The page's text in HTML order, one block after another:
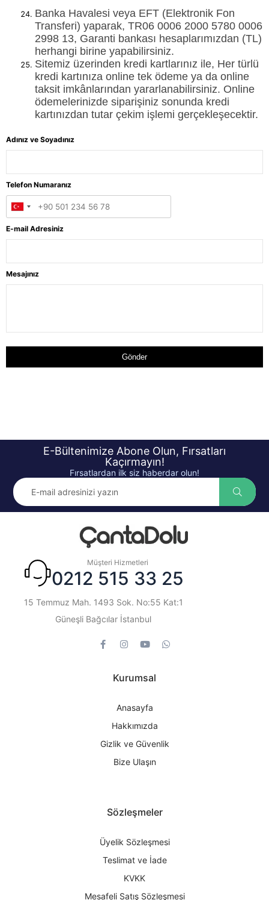
Banka Havalesi veya EFT (Elektronik Fon
Transferi) yaparak, TR06 0006 2000 5780 0006
2998 13, Garanti bankası hesaplarımızdan (TL)
herhangi birine yapabilirsiniz.
Sitemiz üzerinden kredi kartlarınız ile, Her türlü
kredi kartınıza online tek ödeme ya da online
taksit imkânlarından yararlanabilirsiniz. Online
ödemelerinizde siparişiniz sonunda kredi
kartınızdan tutar çekim işlemi gerçekleşecektir.
Adınız ve Soyadınız
Telefon Numaranız
E-mail Adresiniz
Mesajınız
Gönder
E-Bültenimize Abone Olun, Fırsatları
Kaçırmayın!
Fırsatlardan ilk siz haberdar olun!
Müşteri Hizmetleri
0212 515 33 25
15 Temmuz Mah. 1493 Sok. No:55 Kat:1
Güneşli Bağcılar İstanbul
Kurumsal
Anasayfa
Hakkımızda
Gizlik ve Güvenlik
Bize Ulaşın
Sözleşmeler
Üyelik Sözleşmesi
Teslimat ve İade
KVKK
Mesafeli Satış Sözleşmesi